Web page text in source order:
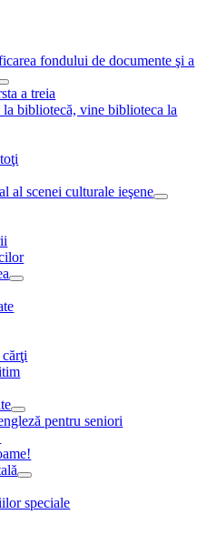
fondului de documente şi a
a treia
bibliotecă, vine biblioteca la
al scenei culturale ieşene
pentru seniori
speciale